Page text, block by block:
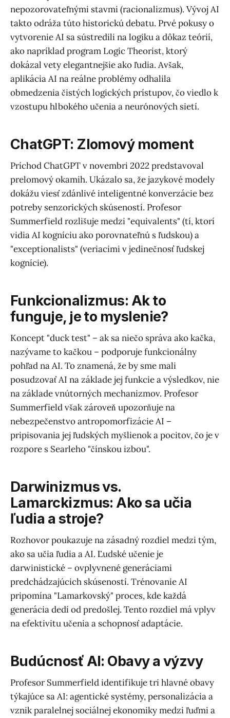
nepozorovateľnými stavmi (racionalizmus). Vývoj AI
takto odráža túto historickú debatu. Prvé pokusy o
vytvorenie AI sa sústredili na logiku a dôkaz teórií,
ako napríklad program Logic Theorist, ktorý
dokázal vety elegantnejšie ako ľudia. Avšak,
aplikácia AI na reálne problémy odhalila
obmedzenia čistých logických prístupov, čo viedlo k
vzostupu hlbokého učenia a neurónových sietí.
ChatGPT: Zlomový moment
Príchod ChatGPT v novembri 2022 predstavoval
prelomový okamih. Ukázalo sa, že jazykové modely
dokážu viesť zdánlivé inteligentné konverzácie bez
potreby senzorických skúseností. Profesor
Summerfield rozlišuje medzi "equivalents" (tí, ktorí
vidia AI kogníciu ako porovnateľnú s ľudskou) a
"exceptionalists" (veriacimi v jedinečnosť ľudskej
kognície).
Funkcionalizmus: Ak to
funguje, je to myslenie?
Koncept "duck test" – ak sa niečo správa ako kačka,
nazývame to kačkou – podporuje funkcionálny
pohľad na AI. To znamená, že by sme mali
posudzovať AI na základe jej funkcie a výsledkov, nie
na základe vnútorných mechanizmov. Profesor
Summerfield však zároveň upozorňuje na
nebezpečenstvo antropomorfizácie AI –
pripisovania jej ľudských myšlienok a pocitov, čo je v
rozpore s Searleho "čínskou izbou".
Darwinizmus vs.
Lamarckizmus: Ako sa učia
ľudia a stroje?
Rozhovor poukazuje na zásadný rozdiel medzi tým,
ako sa učia ľudia a AI. Ľudské učenie je
darwinistické – ovplyvnené generáciami
predchádzajúcich skúseností. Trénovanie AI
pripomína "Lamarkovský" proces, kde každá
generácia dedí od predošlej. Tento rozdiel má vplyv
na efektivitu učenia a schopnosť adaptácie.
Budúcnosť AI: Obavy a výzvy
Profesor Summerfield identifikuje tri hlavné obavy
týkajúce sa AI: agentické systémy, personalizácia a
vznik paralelnej sociálnej ekonomiky medzi ľuďmi a